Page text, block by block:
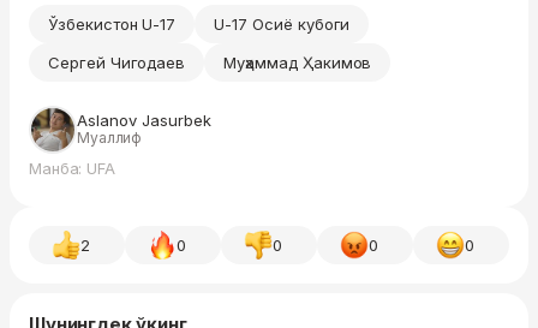
Ўзбекистон U-17
U-17 Осиё кубоги
Сергей Чигодаев
Муҳаммад Ҳакимов
Aslanov Jasurbek
Муаллиф
Манба: UFA
2 0 0 0 0